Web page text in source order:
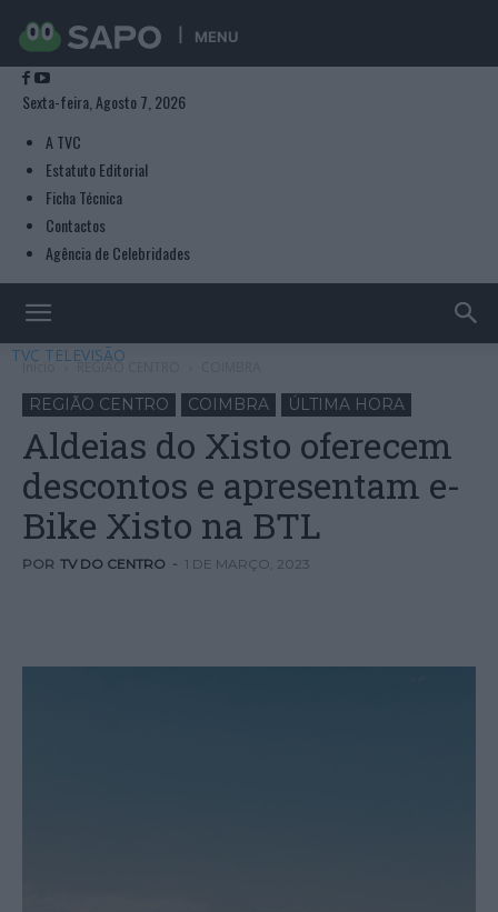
MENU
Sexta-feira, Agosto 7, 2026
A TVC
Estatuto Editorial
Ficha Técnica
Contactos
Agência de Celebridades
TVC TELEVISÃO
Início REGIÃO CENTRO
REGIÃO CENTRO COIMBRA ÚLTIMA HORA
Aldeias do Xisto oferecem
descontos e apresentam e-
Bike Xisto na BTL
POR TV DO CENTRO - 1 DE MARÇO, 2023